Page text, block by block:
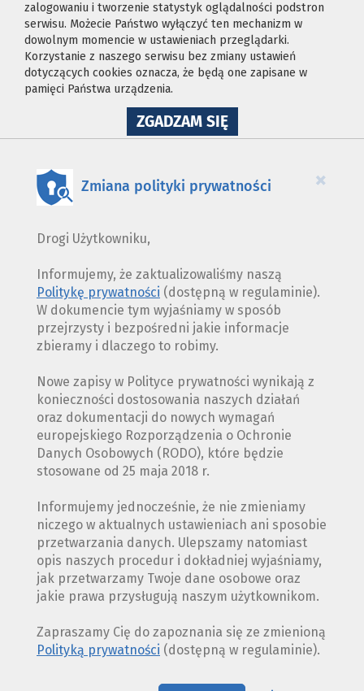
zalogowaniu i tworzenie statystyk oglądalności podstron
serwisu. Możecie Państwo wyłączyć ten mechanizm w
dowolnym momencie w ustawieniach przeglądarki.
Korzystanie z naszego serwisu bez zmiany ustawień
dotyczących cookies oznacza, że będą one zapisane w
pamięci Państwa urządzenia.
ZGADZAM SIĘNA
WYKORZYSTANIE
×
Zmiana polityki prywatności
Drogi Użytkowniku,
Informujemy, że zaktualizowaliśmy naszą
Politykę prywatności (dostępną w regulaminie).
W dokumencie tym wyjaśniamy w sposób
przejrzysty i bezpośredni jakie informacje
zbieramy i dlaczego to robimy.
Nowe zapisy w Polityce prywatności wynikają z
konieczności dostosowania naszych działań
oraz dokumentacji do nowych wymagań
europejskiego Rozporządzenia o Ochronie
Danych Osobowych (RODO), które będzie
stosowane od 25 maja 2018 r.
Informujemy jednocześnie, że nie zmieniamy
niczego w aktualnych ustawieniach ani sposobie
przetwarzania danych. Ulepszamy natomiast
opis naszych procedur i dokładniej wyjaśniamy,
jak przetwarzamy Twoje dane osobowe oraz
jakie prawa przysługują naszym użytkownikom.
Zapraszamy Cię do zapoznania się ze zmienioną
Polityką prywatności (dostępną w regulaminie).